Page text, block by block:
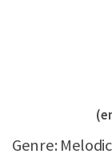
Genre: